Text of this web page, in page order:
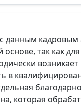
данным кадровым
основе, так как
возникает
в
которая